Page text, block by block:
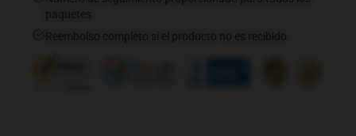
paquetes
Reembolso completo si el producto no es recibido